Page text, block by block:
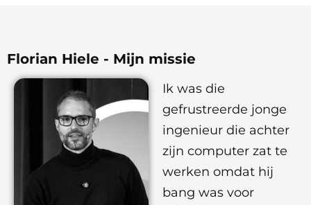
Florian Hiele - Mijn missie
Ik was die
gefrustreerde jonge
ingenieur die achter
zijn computer zat te
werken omdat hij
bang was voor